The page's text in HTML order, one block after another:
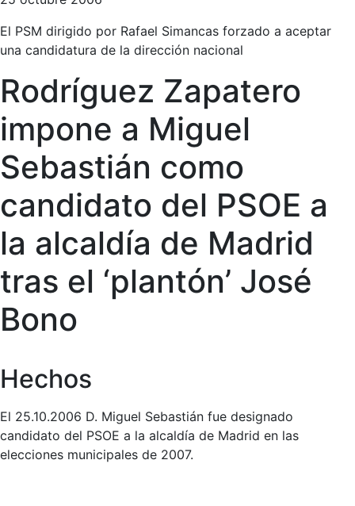
El PSM dirigido por Rafael Simancas forzado a aceptar
una candidatura de la dirección nacional
Rodríguez Zapatero
impone a Miguel
Sebastián como
candidato del PSOE a
la alcaldía de Madrid
tras el ‘plantón’ José
Bono
Hechos
El 25.10.2006 D. Miguel Sebastián fue designado
candidato del PSOE a la alcaldía de Madrid en las
elecciones municipales de 2007.